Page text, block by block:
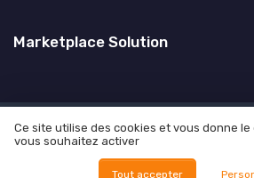
Marketplace Solution
Mentions légales Politique de
Manifesto
Carrière
© Marketplace Solution
Ce site utilise des cookies et vous donne
vous souhaitez activer
Tout accepter